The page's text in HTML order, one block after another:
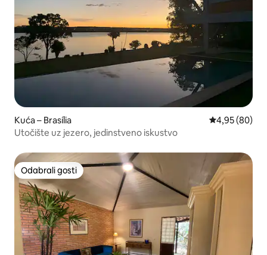
Kuća – Brasília Prosječna
4,95 (80)
Utočište uz jezero, jedinstveno iskustvo
Odabrali gosti
Odabrali gosti